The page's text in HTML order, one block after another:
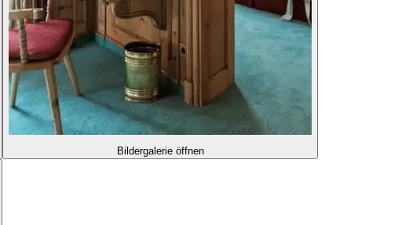
Bildergalerie öffnen